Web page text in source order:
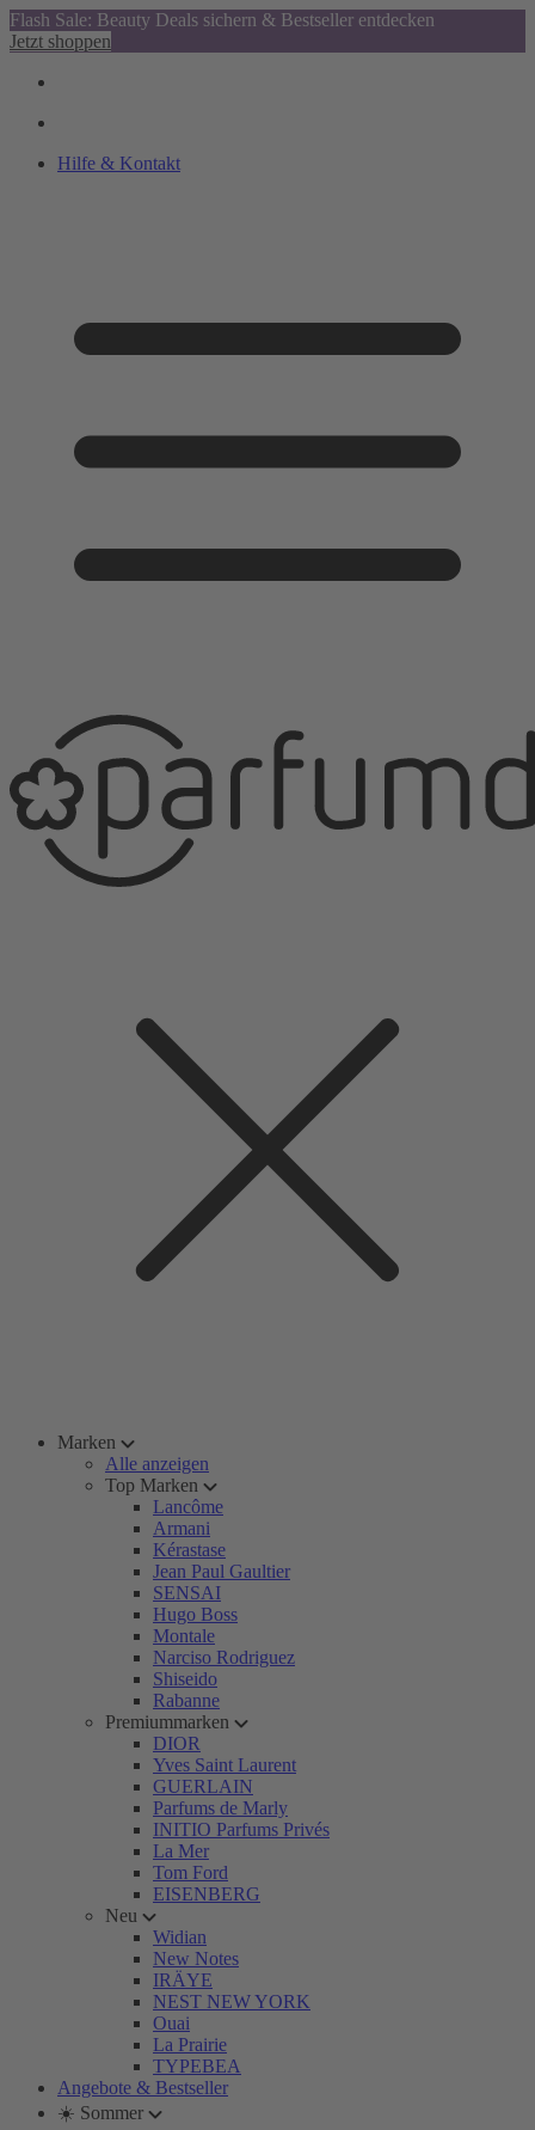
Flash Sale: Beauty Deals sichern & Bestseller entdecken
Jetzt shoppen
Hilfe & Kontakt
Marken
Alle anzeigen
Top Marken
Lancôme
Armani
Kérastase
Jean Paul Gaultier
SENSAI
Hugo Boss
Montale
Narciso Rodriguez
Shiseido
Rabanne
Premiummarken
DIOR
Yves Saint Laurent
GUERLAIN
Parfums de Marly
INITIO Parfums Privés
La Mer
Tom Ford
EISENBERG
Neu
Widian
New Notes
IRÄYE
NEST NEW YORK
Ouai
La Prairie
TYPEBEA
Angebote & Bestseller
☀️ Sommer